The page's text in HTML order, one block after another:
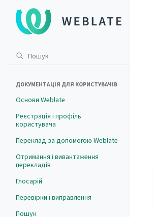
ДОКУМЕНТАЦІЯ ДЛЯ КОРИСТУВАЧІВ
Основи Weblate
Реєстрація і профіль
користувача
Переклад за допомогою Weblate
Отримання і вивантаження
перекладів
Глосарій
Перевірки і виправлення
Пошук